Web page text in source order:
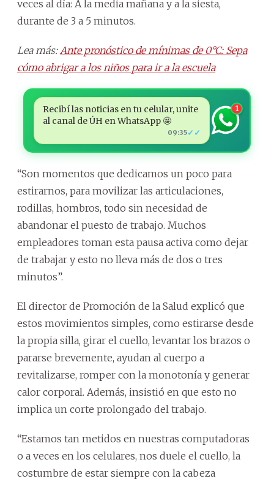
veces al día: A la media mañana y a la siesta,
durante de 3 a 5 minutos.
Lea más: Ante pronóstico de mínimas de 0°C: Sepa
cómo abrigar a los niños para ir a la escuela
Recibí las noticias en tu celular, unite
al canal de ÚH en WhatsApp 🤩
09:35✓✓
1
“Son momentos que dedicamos un poco para
estirarnos, para movilizar las articulaciones,
rodillas, hombros, todo sin necesidad de
abandonar el puesto de trabajo. Muchos
empleadores toman esta pausa activa como dejar
de trabajar y esto no lleva más de dos o tres
minutos”.
El director de Promoción de la Salud explicó que
estos movimientos simples, como estirarse desde
la propia silla, girar el cuello, levantar los brazos o
pararse brevemente, ayudan al cuerpo a
revitalizarse, romper con la monotonía y generar
calor corporal. Además, insistió en que esto no
implica un corte prolongado del trabajo.
“Estamos tan metidos en nuestras computadoras
o a veces en los celulares, nos duele el cuello, la
costumbre de estar siempre con la cabeza